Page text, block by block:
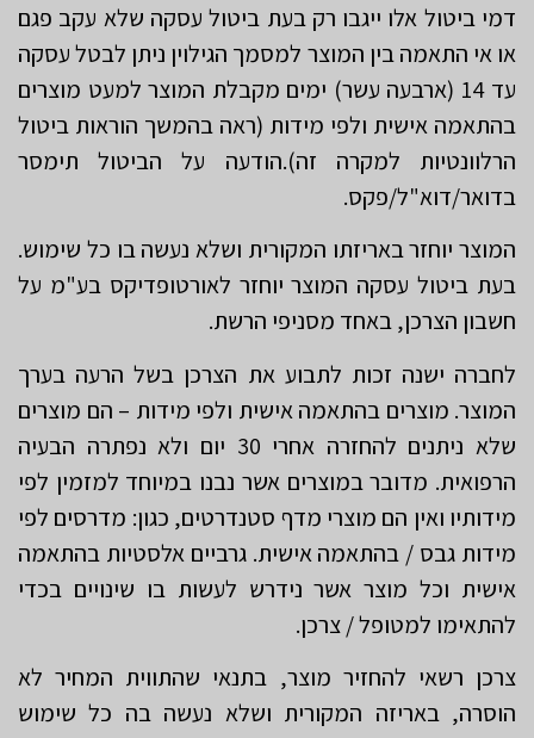
דמי ביטול אלו ייגבו רק בעת ביטול עסקה שלא עקב פגם
או אי התאמה בין המוצר למסמך הגילוין ניתן לבטל עסקה
עד 14 (ארבעה עשר) ימים מקבלת המוצר למעט מוצרים
בהתאמה אישית ולפי מידות (ראה בהמשך הוראות ביטול
הרלוונטיות למקרה זה).הודעה על הביטול תימסר
בדואר/דוא"ל/פקס.
המוצר יוחזר באריזתו המקורית ושלא נעשה בו כל שימוש.
בעת ביטול עסקה המוצר יוחזר לאורטופדיקס בע"מ על
חשבון הצרכן, באחד מסניפי הרשת.
לחברה ישנה זכות לתבוע את הצרכן בשל הרעה בערך
המוצר. מוצרים בהתאמה אישית ולפי מידות – הם מוצרים
שלא ניתנים להחזרה אחרי 30 יום ולא נפתרה הבעיה
הרפואית. מדובר במוצרים אשר נבנו במיוחד למזמין לפי
מידותיו ואין הם מוצרי מדף סטנדרטים, כגון: מדרסים לפי
מידות גבס / בהתאמה אישית. גרביים אלסטיות בהתאמה
אישית וכל מוצר אשר נידרש לעשות בו שינויים בכדי
להתאימו למטופל / צרכן.
צרכן רשאי להחזיר מוצר, בתנאי שהתווית המחיר לא
הוסרה, באריזה המקורית ושלא נעשה בה כל שימוש